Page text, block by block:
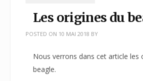
Les origines du
POSTED ON 10 MAI 2018 BY
Nous verrons dans cet article les
beagle.